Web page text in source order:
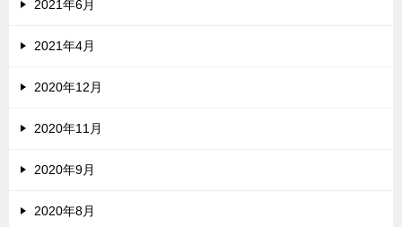
2021年6月
2021年4月
2020年12月
2020年11月
2020年9月
2020年8月